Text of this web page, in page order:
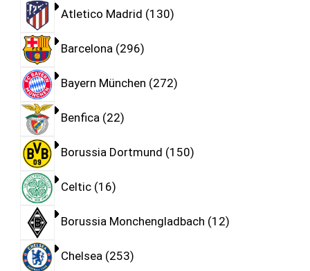
Atletico Madrid 130
Barcelona 296
Bayern München 272
Benfica 22
Borussia Dortmund 150
Celtic 16
Borussia Monchengladbach 12
Chelsea 253